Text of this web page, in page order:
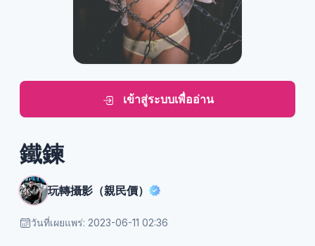
เข้าสู่ระบบเพื่ออ่าน
鐵鍊
玩轉攝影（親民價）
วันที่เผยแพร่: 2023-06-11 02:36